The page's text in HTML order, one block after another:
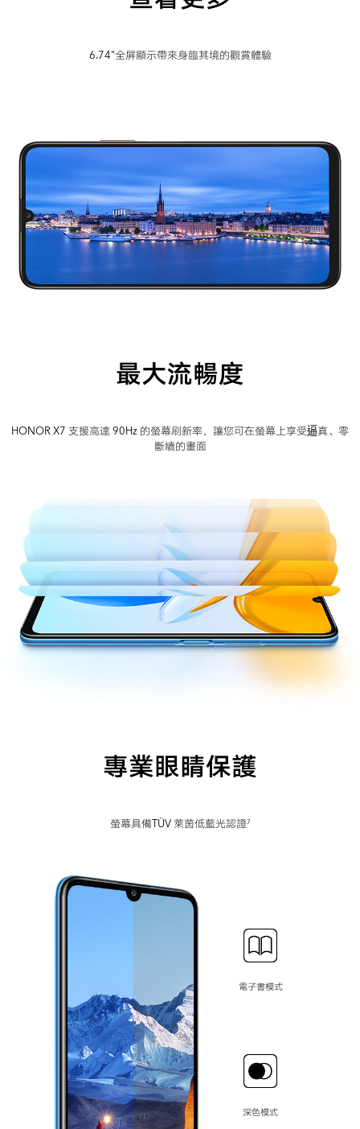
6.74"全屏顯示帶來身臨其境的觀賞體驗
最大流暢度
HONOR X7 支援高達 90Hz 的螢幕刷新率，讓您可在螢幕上享受逼真、零
斷續的畫面
專業眼睛保護
螢幕具備TÜV 萊茵低藍光認證7
電子書模式
深色模式